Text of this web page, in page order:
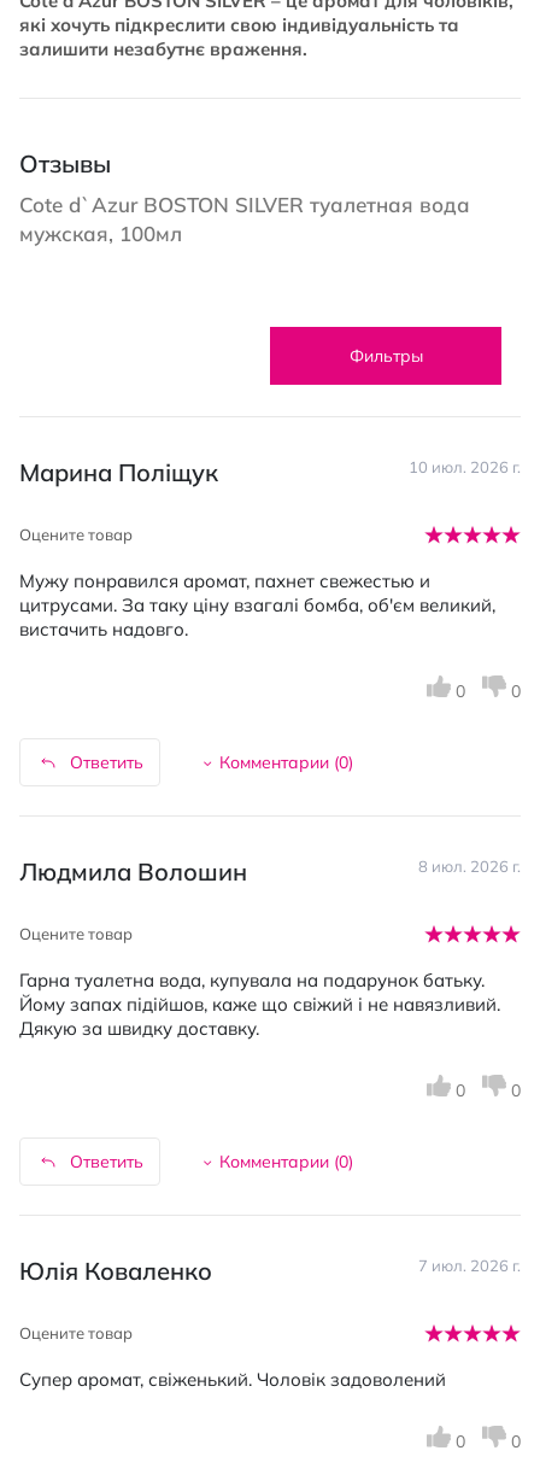
які хочуть підкреслити свою індивідуальність та
залишити незабутнє враження.
Отзывы
Cote d`Azur BOSTON SILVER туалетная вода
мужская, 100мл
Фильтры
Марина Поліщук 10 июл. 2026 г.
Оцените товар
Мужу понравился аромат, пахнет свежестью и
цитрусами. За таку ціну взагалі бомба, об'єм великий,
вистачить надовго.
Ответить Комментарии (0)
0 0
Людмила Волошин 8 июл. 2026 г.
Оцените товар
Гарна туалетна вода, купувала на подарунок батьку.
Йому запах підійшов, каже що свіжий і не навязливий.
Дякую за швидку доставку.
Ответить Комментарии (0)
0 0
Юлія Коваленко 7 июл. 2026 г.
Оцените товар
Супер аромат, свіженький. Чоловік задоволений
0 0